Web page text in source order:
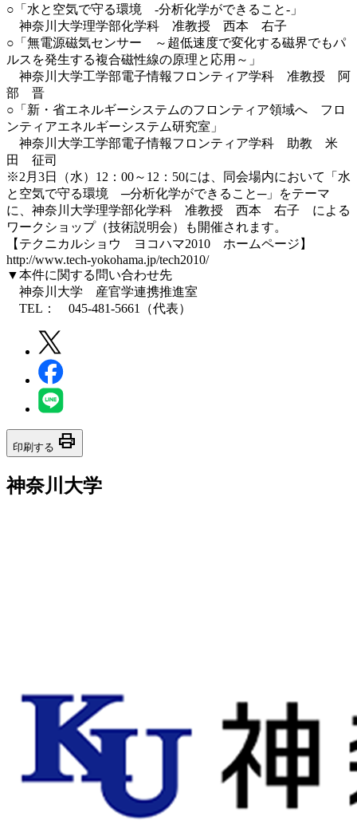
○「水と空気で守る環境 -分析化学ができること-」
神奈川大学理学部化学科 准教授 西本 右子
○「無電源磁気センサー ～超低速度で変化する磁界でもパ
ルスを発生する複合磁性線の原理と応用～」
神奈川大学工学部電子情報フロンティア学科 准教授 阿
部 晋
○「新・省エネルギーシステムのフロンティア領域へ フロ
ンティアエネルギーシステム研究室」
神奈川大学工学部電子情報フロンティア学科 助教 米
田 征司
※2月3日（水）12：00～12：50には、同会場内において「水
と空気で守る環境 ─分析化学ができること─」をテーマ
に、神奈川大学理学部化学科 准教授 西本 右子 による
ワークショップ（技術説明会）も開催されます。
【テクニカルショウ ヨコハマ2010 ホームページ】
http://www.tech-yokohama.jp/tech2010/
▼本件に関する問い合わせ先
神奈川大学 産官学連携推進室
TEL： 045-481-5661（代表）
印刷する print
神奈川大学